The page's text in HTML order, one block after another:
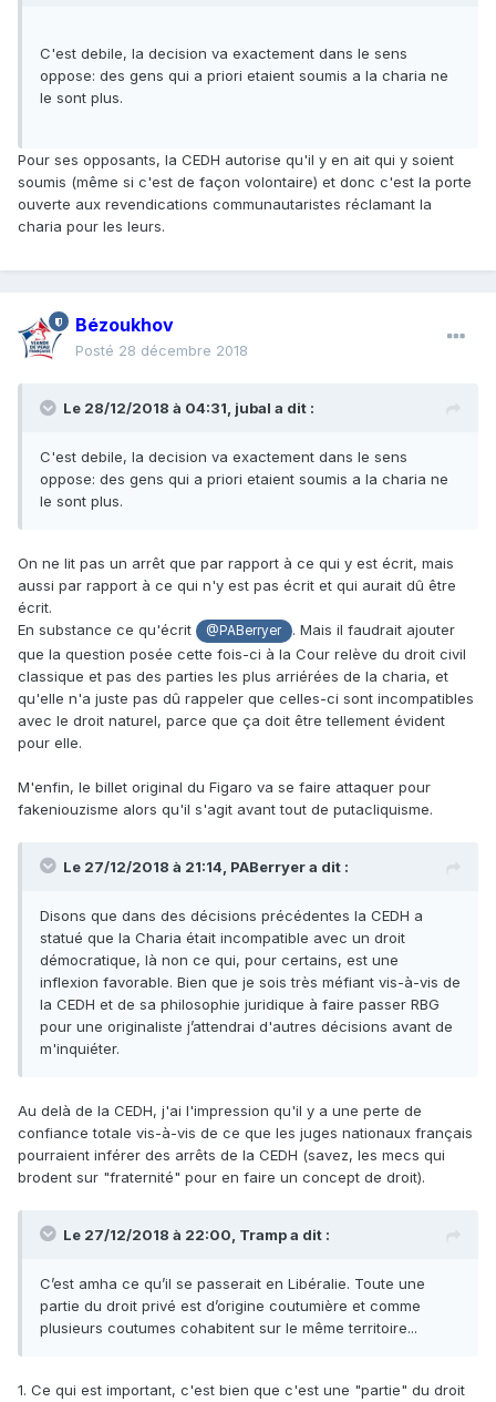
C'est debile, la decision va exactement dans le sens
oppose: des gens qui a priori etaient soumis a la charia ne
le sont plus.
Pour ses opposants, la CEDH autorise qu'il y en ait qui y soient
soumis (même si c'est de façon volontaire) et donc c'est la porte
ouverte aux revendications communautaristes réclamant la
charia pour les leurs.
Bézoukhov
Posté 28 décembre 2018
Le 28/12/2018 à 04:31, jubal a dit :
C'est debile, la decision va exactement dans le sens
oppose: des gens qui a priori etaient soumis a la charia ne
le sont plus.
On ne lit pas un arrêt que par rapport à ce qui y est écrit, mais
aussi par rapport à ce qui n'y est pas écrit et qui aurait dû être
écrit.
En substance ce qu'écrit
@PABerryer
. Mais il faudrait ajouter
que la question posée cette fois-ci à la Cour relève du droit civil
classique et pas des parties les plus arriérées de la charia, et
qu'elle n'a juste pas dû rappeler que celles-ci sont incompatibles
avec le droit naturel, parce que ça doit être tellement évident
pour elle.
M'enfin, le billet original du Figaro va se faire attaquer pour
fakeniouzisme alors qu'il s'agit avant tout de putacliquisme.
Le 27/12/2018 à 21:14, PABerryera dit :
Disons que dans des décisions précédentes la CEDH a
statué que la Charia était incompatible avec un droit
démocratique, là non ce qui, pour certains, est une
inflexion favorable. Bien que je sois très méfiant vis-à-vis de
la CEDH et de sa philosophie juridique à faire passer RBG
pour une originaliste j’attendrai d'autres décisions avant de
m'inquiéter.
Au delà de la CEDH, j'ai l'impression qu'il y a une perte de
confiance totale vis-à-vis de ce que les juges nationaux français
pourraient inférer des arrêts de la CEDH (savez, les mecs qui
brodent sur "fraternité" pour en faire un concept de droit).
Le 27/12/2018 à 22:00, Trampa dit :
C’est amha ce qu’il se passerait en Libéralie. Toute une
partie du droit privé est d’origine coutumière et comme
plusieurs coutumes cohabitent sur le même territoire...
1. Ce qui est important, c'est bien que c'est une "partie" du droit